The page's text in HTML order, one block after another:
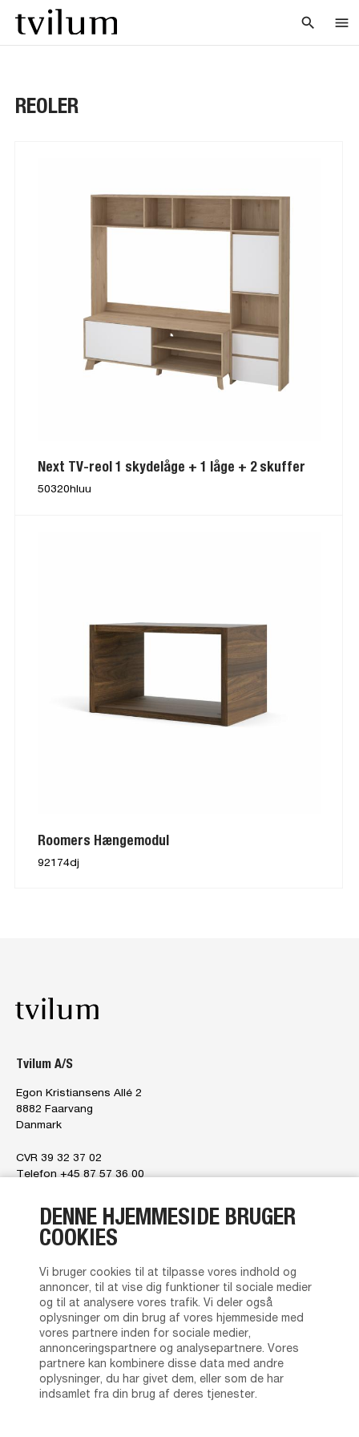
DENNE HJEMMESIDE BRUGER
COOKIES
Vi bruger cookies til at tilpasse vores indhold og
annoncer, til at vise dig funktioner til sociale medier
og til at analysere vores trafik. Vi deler også
oplysninger om din brug af vores hjemmeside med
vores partnere inden for sociale medier,
annonceringspartnere og analysepartnere. Vores
partnere kan kombinere disse data med andre
oplysninger, du har givet dem, eller som de har
indsamlet fra din brug af deres tjenester.
search menu
REOLER
Next TV-reol 1 skydelåge + 1 låge + 2 skuffer
50320hluu
Roomers Hængemodul
92174dj
Tvilum A/S
Egon Kristiansens Allé 2
8882 Faarvang
Danmark
CVR 39 32 37 02
Telefon +45 87 57 36 00
Om os
Ledelsen
Tvilum tilbyder
Brand Character
News
Kontakt os
Privatlivspolitik
Almindelige salgs- og leveringsbetingelser
Forhandlerliste